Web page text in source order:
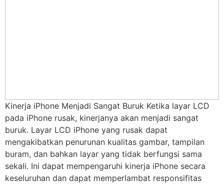
Kinerja iPhone Menjadi Sangat Buruk Ketika layar LCD
pada iPhone rusak, kinerjanya akan menjadi sangat
buruk. Layar LCD iPhone yang rusak dapat
mengakibatkan penurunan kualitas gambar, tampilan
buram, dan bahkan layar yang tidak berfungsi sama
sekali. Ini dapat mempengaruhi kinerja iPhone secara
keseluruhan dan dapat memperlambat responsifitas